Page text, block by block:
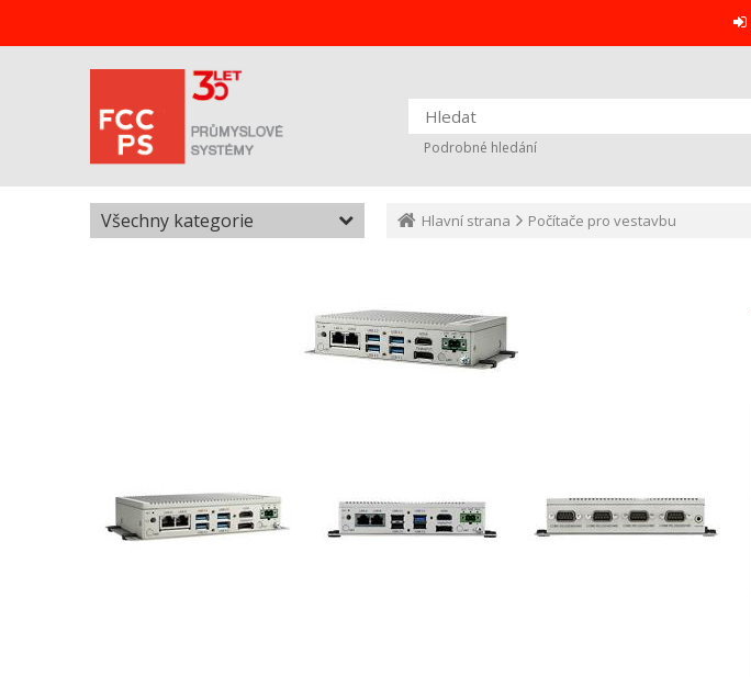
Podrobné hledání
Všechny kategorie Hlavní strana Počítače pro vestavbu